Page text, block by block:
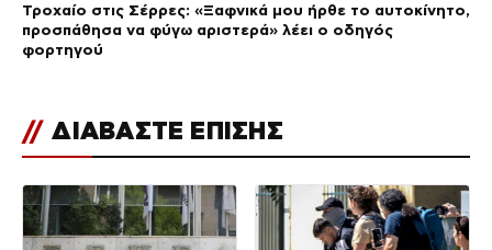
Τροχαίο στις Σέρρες: «Ξαφνικά μου ήρθε το αυτοκίνητο,
προσπάθησα να φύγω αριστερά» λέει ο οδηγός
φορτηγού
// ΔΙΑΒΑΣΤΕ ΕΠΙΣΗΣ